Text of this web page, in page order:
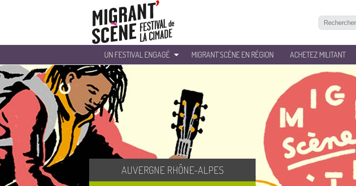
UN FESTIVAL ENGAGÉ MIGRANT’SCÈNE EN RÉGION ACHETEZ MILITANT
AUVERGNE RHÔNE-ALPES